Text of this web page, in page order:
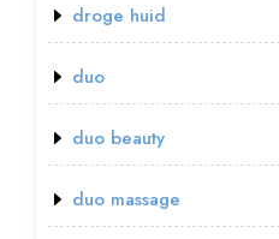
droge huid
duo
duo beauty
duo massage